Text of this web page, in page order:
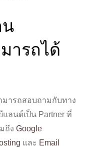
น
ารถได้
มารถสอบถามกับทาง
แลนด์เป็น Partner ที่
ถึงGoogle
และ Email